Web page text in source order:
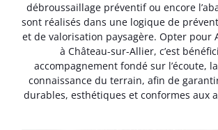
débroussaillage préventif ou encore
sont réalisés dans une logique de
et de valorisation paysagère. Opter pour
à Château-sur-Allier, c’est
accompagnement fondé sur l’écoute,
connaissance du terrain, afin de
durables, esthétiques et conformes aux